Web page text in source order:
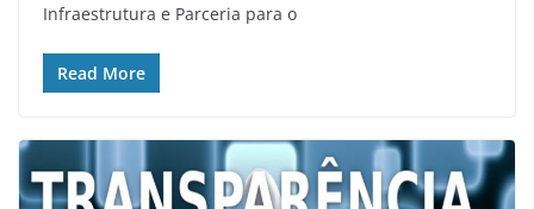
Infraestrutura e Parceria para o
Read More